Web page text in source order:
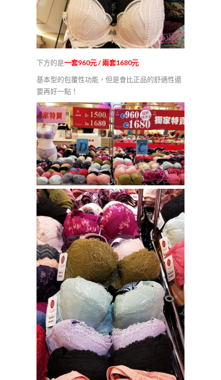
下方的是一套960元 / 兩套1680元
基本型的包覆性功能，但是會比正品的舒適性還
要再好一點！